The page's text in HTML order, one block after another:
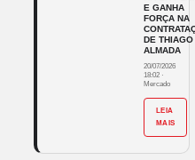
E GANHA
FORÇA NA
DE THIAGO
ALMADA
20/07/2026
18:02 ·
Mercado
LEIA
MAIS